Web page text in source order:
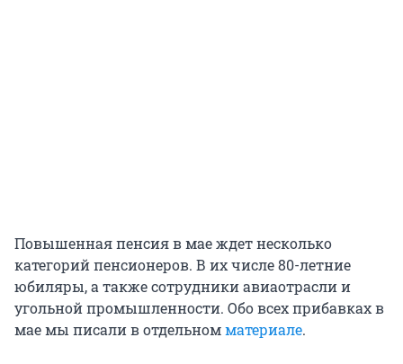
Повышенная пенсия в мае ждет несколько
категорий пенсионеров. В их числе 80-летние
юбиляры, а также сотрудники авиаотрасли и
угольной промышленности. Обо всех прибавках в
мае мы писали в отдельномматериале.